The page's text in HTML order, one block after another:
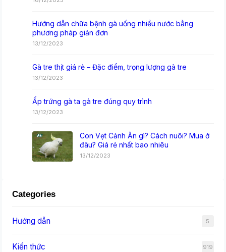
Hướng dẫn chữa bệnh gà uống nhiều nước bằng
phương pháp giản đơn
13/12/2023
Gà tre thịt giá rẻ – Đặc điểm, trọng lượng gà tre
13/12/2023
Ấp trứng gà ta gà tre đúng quy trình
13/12/2023
Con Vẹt Cảnh Ăn gì? Cách nuôi? Mua ở
đâu? Giá rẻ nhất bao nhiêu
13/12/2023
Categories
Hướng dẫn 5
Kiến thức 919